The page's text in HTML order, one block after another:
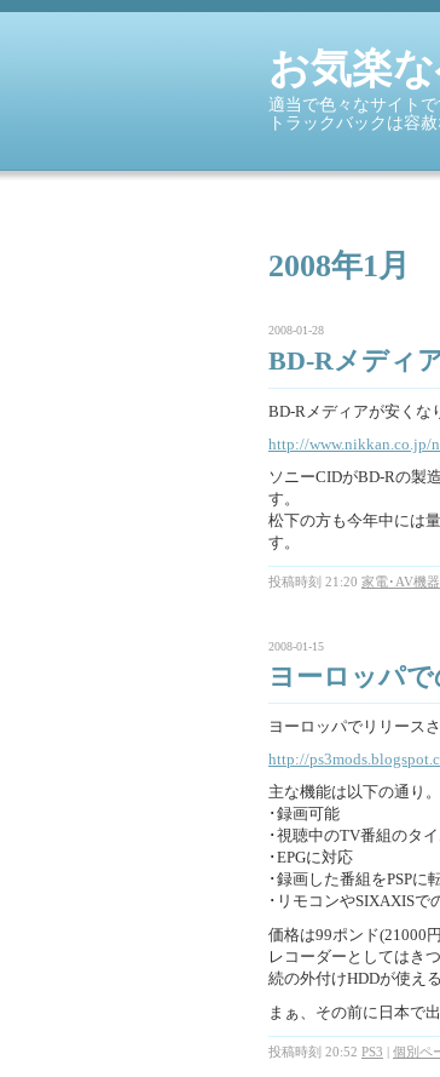
お気楽
適当で色々なサイト
トラックバックは容
2008年1月
2008-01-28
BD-Rメディ
BD-Rメディアが安くな
http://www.nikkan.co.jp/
ソニーCIDがBD-Rの製
す。
松下の方も今年中には
す。
投稿時刻 21:20 家電･AV機器
2008-01-15
ヨーロッパ
ヨーロッパでリリース
http://
主な機能は以下の通り。
･録画可能
･視聴中のTV番組のタ
･EPGに対応
･録画した番組をPSPに
･リモコンやSIXAXISで
価格は99ポンド(21000
レコーダーとしてはき
続の外付けHDDが使え
まぁ、その前に日本で
投稿時刻 20:52 PS3 個別ペ